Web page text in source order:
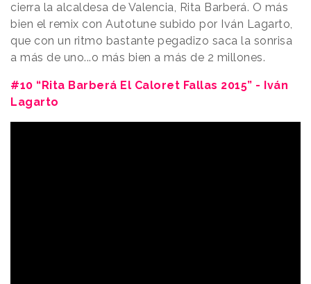
cierra la alcaldesa de Valencia, Rita Barberá. O más
bien el remix con Autotune subido por Iván Lagarto,
que con un ritmo bastante pegadizo saca la sonrisa
a más de uno...o más bien a más de 2 millones.
#10 “Rita Barberá El Caloret Fallas 2015” - Iván
Lagarto